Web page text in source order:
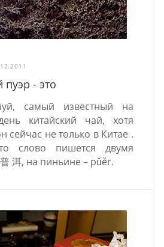
пуэр - это
самый известный на
китайский чай, хотя
сейчас не только в Китае .
слово пишется двумя
洱, на пиньине – pǔěr.